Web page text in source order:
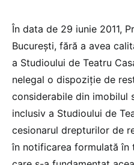
În data de 29 iunie 2011,
Bucureşti, fără a avea
a Studioului de Teatru
nelegal o dispoziţie de
considerabile din imobilul
inclusiv a Studioului de
cesionarul drepturilor de
în notificarea formulată în